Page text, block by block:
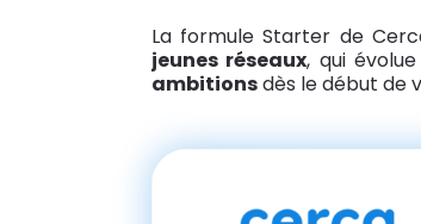
La formule Starter de
jeunes réseaux, qui
ambitionsdès le début de